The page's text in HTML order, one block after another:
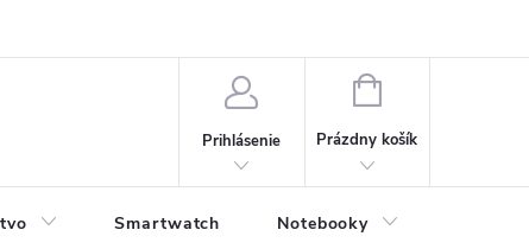
Prihlásenie
NÁKUPNÝ
Prázdny košík
Smartwatch Notebooky